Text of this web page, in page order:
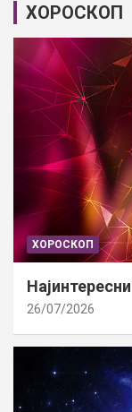
ХОРОСКОП
ХОРОСКОП
26/07/2026